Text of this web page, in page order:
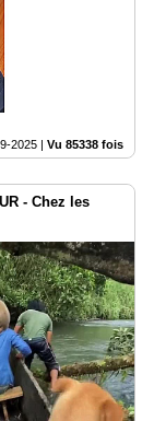
2025 | Vu 85338 fois
- Chez les